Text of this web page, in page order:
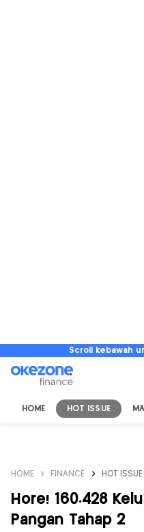
Scroll kebawah
HOME HOT ISSUE
HOME FINANCE HOT ISSUE
Hore! 160.428
Pangan Tahap 2